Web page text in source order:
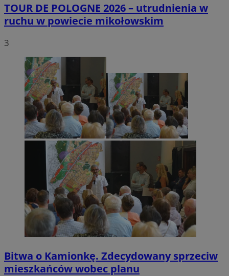
TOUR DE POLOGNE 2026 – utrudnienia w
ruchu w powiecie mikołowskim
3
Bitwa o Kamionkę. Zdecydowany sprzeciw
mieszkańców wobec planu